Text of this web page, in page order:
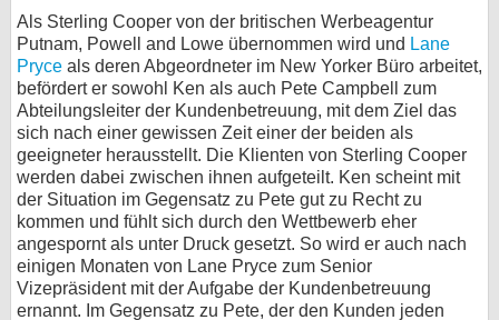
Als Sterling Cooper von der britischen Werbeagentur
Putnam, Powell and Lowe übernommen wird und Lane
Pryce als deren Abgeordneter im New Yorker Büro arbeitet,
befördert er sowohl Ken als auch Pete Campbell zum
Abteilungsleiter der Kundenbetreuung, mit dem Ziel das
sich nach einer gewissen Zeit einer der beiden als
geeigneter herausstellt. Die Klienten von Sterling Cooper
werden dabei zwischen ihnen aufgeteilt. Ken scheint mit
der Situation im Gegensatz zu Pete gut zu Recht zu
kommen und fühlt sich durch den Wettbewerb eher
angespornt als unter Druck gesetzt. So wird er auch nach
einigen Monaten von Lane Pryce zum Senior
Vizepräsident mit der Aufgabe der Kundenbetreuung
ernannt. Im Gegensatz zu Pete, der den Kunden jeden